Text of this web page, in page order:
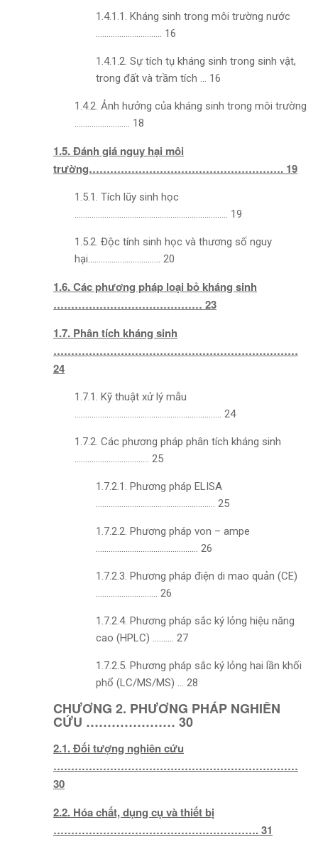
1.4.1.1. Kháng sinh trong môi trường nước
…………………………. 16
1.4.1.2. Sự tích tụ kháng sinh trong sinh vật,
trong đất và trầm tích … 16
1.4.2. Ảnh hưởng của kháng sinh trong môi trường
…………………….. 18
1.5. Đánh giá nguy hại môi
trường………………………………………………. 19
1.5.1. Tích lũy sinh học
……………………………………………………………… 19
1.5.2. Độc tính sinh học và thương số nguy
hại……………………………. 20
1.6. Các phương pháp loại bỏ kháng sinh
…………………………………… 23
1.7. Phân tích kháng sinh
……………………………………………………………
24
1.7.1. Kỹ thuật xử lý mẫu
…………………………………………………………… 24
1.7.2. Các phương pháp phân tích kháng sinh
…………………………….. 25
1.7.2.1. Phương pháp ELISA
……………………………………………….. 25
1.7.2.2. Phương pháp von – ampe
………………………………………… 26
1.7.2.3. Phương pháp điện di mao quản (CE)
……………………….. 26
1.7.2.4. Phương pháp sắc ký lỏng hiệu năng
cao (HPLC) ………. 27
1.7.2.5. Phương pháp sắc ký lỏng hai lần khối
phổ (LC/MS/MS) … 28
CHƯƠNG 2. PHƯƠNG PHÁP NGHIÊN
CỨU ………………… 30
2.1. Đối tượng nghiên cứu
……………………………………………………………
30
2.2. Hóa chất, dụng cụ và thiết bị
…………………………………………………. 31